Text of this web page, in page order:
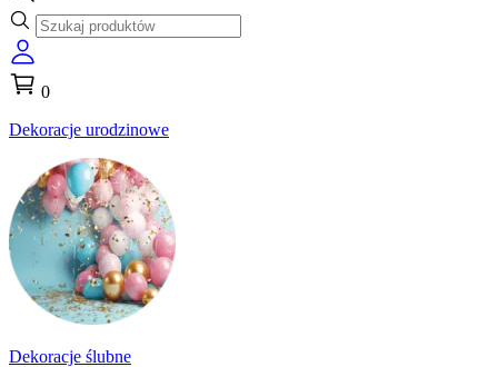
0
Dekoracje urodzinowe
Dekoracje ślubne